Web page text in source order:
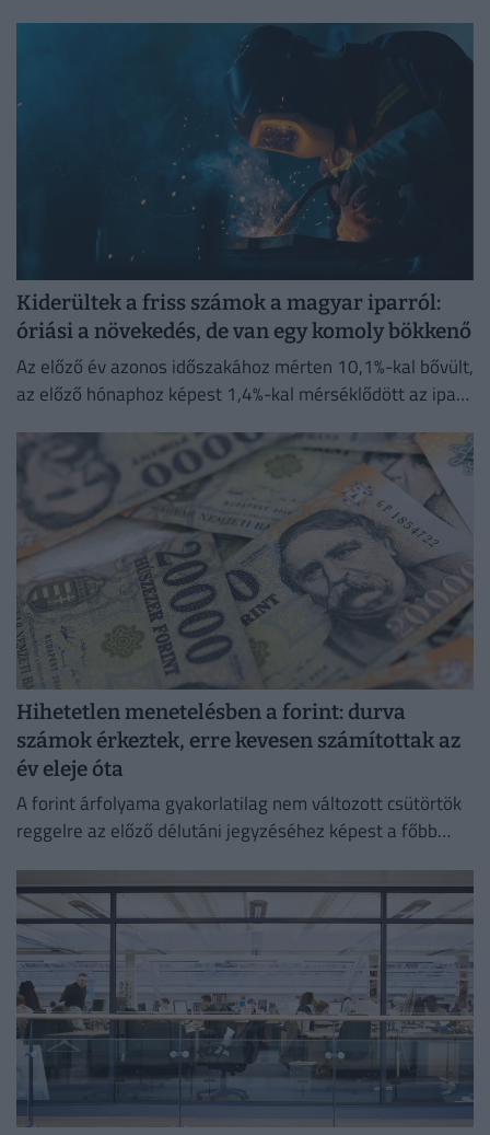
Kiderültek a friss számok a magyar iparról:
óriási a növekedés, de van egy komoly bökkenő
Az előző év azonos időszakához mérten 10,1%-kal bővült,
az előző hónaphoz képest 1,4%-kal mérséklődött az ipari
Hihetetlen menetelésben a forint: durva
számok érkeztek, erre kevesen számítottak az
év eleje óta
A forint árfolyama gyakorlatilag nem változott csütörtök
reggelre az előző délutáni jegyzéséhez képest a főbb